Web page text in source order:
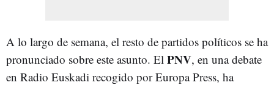
A lo largo de semana, el resto de partidos políticos se ha
pronunciado sobre este asunto. El PNV, en una debate
en Radio Euskadi recogido por Europa Press, ha